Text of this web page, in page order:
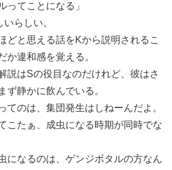
ってことになる」
らしい。
どと思える話をKから説明されるこ
か違和感を覚える。
説はSの役目なのだけれど、彼はさ
ず静かに飲んでいる。
てのは、集団発生はしねーんだよ。
こたぁ、成虫になる時期が同時でな
になるのは、ゲンジボタルの方なん